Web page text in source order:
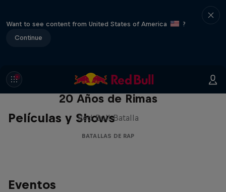
Want to see content from United States of America
?
Continue
Películas y Shows
Red Bull Batalla Nueva Historia:
20 Años de Rimas
Red Bull Batalla
BATALLAS DE RAP
Eventos